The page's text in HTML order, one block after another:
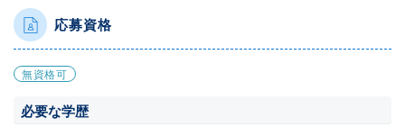
応募資格
無資格可
必要な学歴